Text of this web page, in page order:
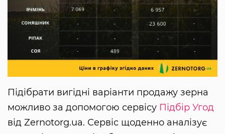
Підібрати вигідні варіанти продажу зерна
можливо за допомогою сервісу Підбір Угод
від Zernotorg.ua. Сервіс щоденно аналізує